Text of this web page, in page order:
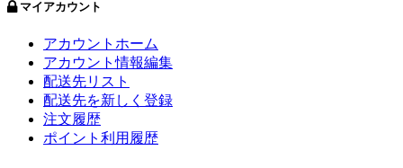
マイアカウント
アカウントホーム
アカウント情報編集
配送先リスト
配送先を新しく登録
注文履歴
ポイント利用履歴